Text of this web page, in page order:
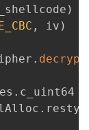
)
, iv )
. decrypt
. c_uint64
.